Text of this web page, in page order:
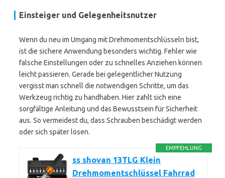
Einsteiger und Gelegenheitsnutzer
Wenn du neu im Umgang mit Drehmomentschlüsseln bist,
ist die sichere Anwendung besonders wichtig. Fehler wie
falsche Einstellungen oder zu schnelles Anziehen können
leicht passieren. Gerade bei gelegentlicher Nutzung
vergisst man schnell die notwendigen Schritte, um das
Werkzeug richtig zu handhaben. Hier zahlt sich eine
sorgfältige Anleitung und das Bewusstsein für Sicherheit
aus. So vermeidest du, dass Schrauben beschädigt werden
oder sich später lösen.
EMPFEHLUNG
ss shovan 13TLG Klein
Drehmomentschlüssel Fahrrad